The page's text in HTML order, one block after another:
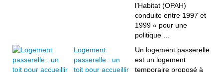
l’Habitat (OPAH)
conduite entre 1997 et
1999 « pour une
politique ...
Logement
passerelle : un
toit pour accueillir
Un logement passerelle
est un logement
temporaire proposé à